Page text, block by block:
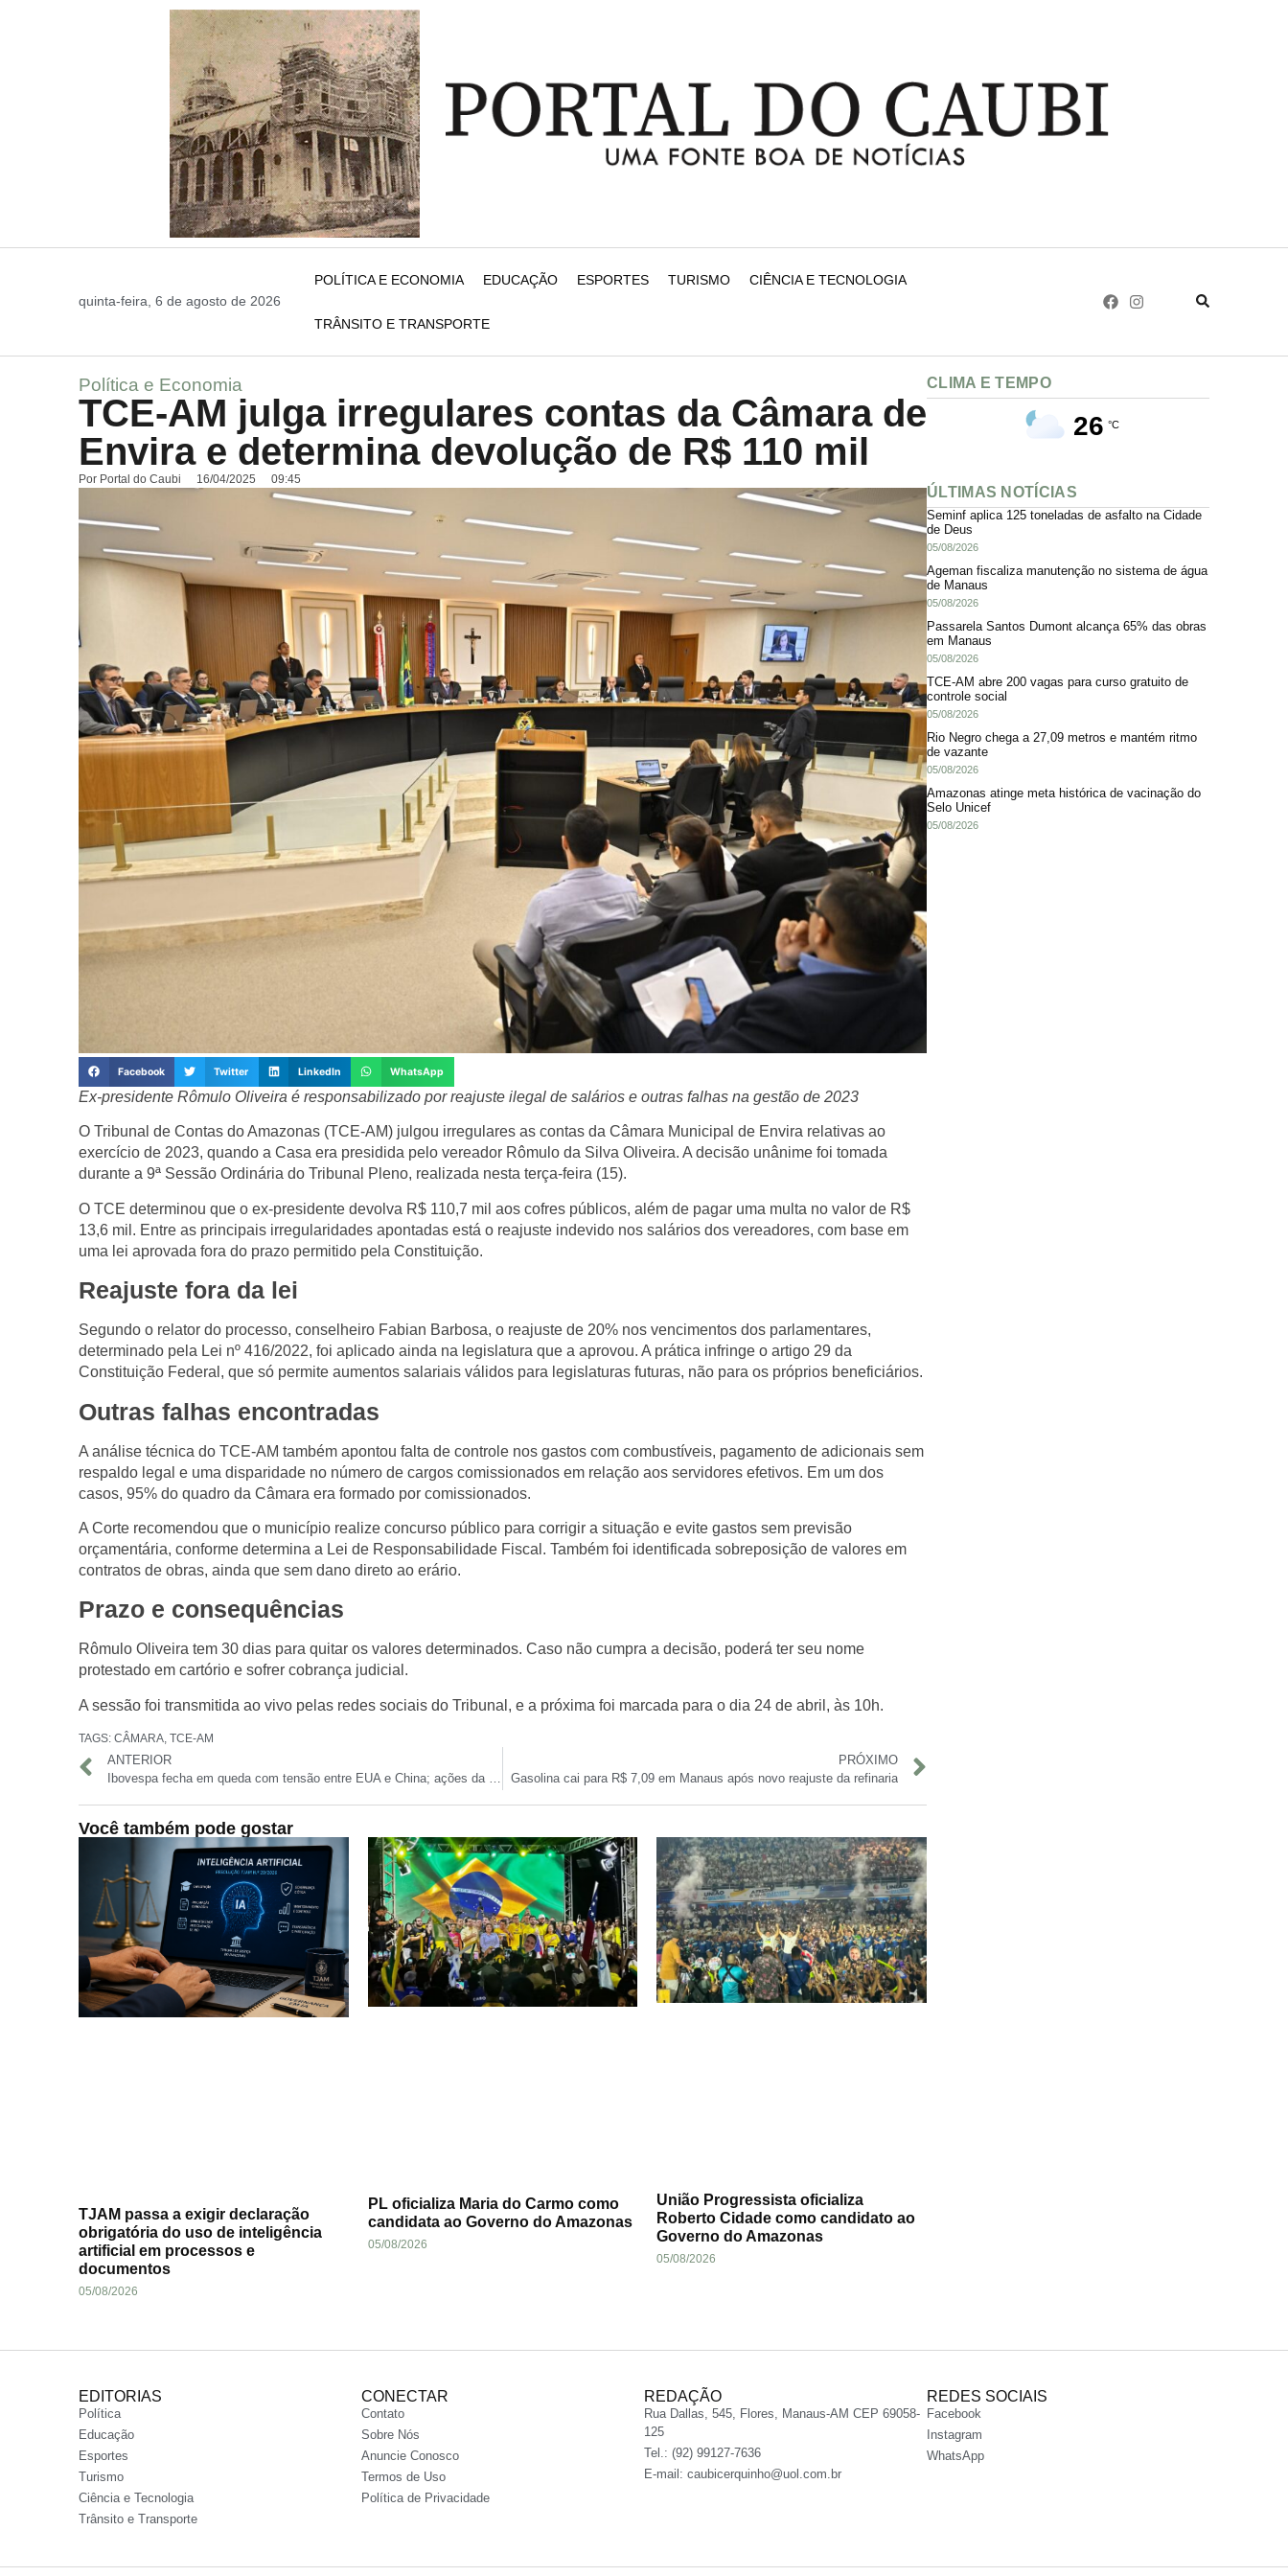
quinta-feira, 6 de agosto de 2026
POLÍTICA E ECONOMIA EDUCAÇÃO ESPORTES TURISMO CIÊNCIA E TECNOLOGIA
TRÂNSITO E TRANSPORTE
Política e Economia
TCE-AM julga irregulares contas da Câmara de
Envira e determina devolução de R$ 110 mil
Por Portal do Caubi 16/04/2025 09:45
Facebook Twitter LinkedIn WhatsApp
Ex-presidente Rômulo Oliveira é responsabilizado por reajuste ilegal de salários e outras falhas na gestão de 2023
O Tribunal de Contas do Amazonas (TCE-AM) julgou irregulares as contas da Câmara Municipal de Envira relativas ao
exercício de 2023, quando a Casa era presidida pelo vereador Rômulo da Silva Oliveira. A decisão unânime foi tomada
durante a 9ª Sessão Ordinária do Tribunal Pleno, realizada nesta terça-feira (15).
O TCE determinou que o ex-presidente devolva R$ 110,7 mil aos cofres públicos, além de pagar uma multa no valor de R$
13,6 mil . Entre as principais irregularidades apontadas está o reajuste indevido nos salários dos vereadores, com base em
uma lei aprovada fora do prazo permitido pela Constituição.
Reajuste fora da lei
Segundo o relator do processo, conselheiro Fabian Barbosa, o reajuste de 20% nos vencimentos dos parlamentares,
determinado pela Lei nº 416/2022, foi aplicado ainda na legislatura que a aprovou. A prática infringe o artigo 29 da
Constituição Federal , que só permite aumentos salariais válidos para legislaturas futuras, não para os próprios beneficiários.
Outras falhas encontradas
A análise técnica do TCE-AM também apontou falta de controle nos gastos com combustíveis, pagamento de adicionais sem
respaldo legal e uma disparidade no número de cargos comissionados em relação aos servidores efetivos. Em um dos
casos, 95% do quadro da Câmara era formado por comissionados.
A Corte recomendou que o município realize concurso público para corrigir a situação e evite gastos sem previsão
orçamentária, conforme determina a Lei de Responsabilidade Fiscal . Também foi identificada sobreposição de valores em
contratos de obras, ainda que sem dano direto ao erário.
Prazo e consequências
Rômulo Oliveira tem 30 dias para quitar os valores determinados. Caso não cumpra a decisão, poderá ter seu nome
protestado em cartório e sofrer cobrança judicial.
A sessão foi transmitida ao vivo pelas redes sociais do Tribunal, e a próxima foi marcada para o dia 24 de abril , às 10h.
TAGS: CÂMARA, TCE-AM
ANTERIOR
PRÓXIMO
Gasolina cai para R$ 7,09 em Manaus após novo reajuste da refinaria
Você também pode gostar
TJAM passa a exigir declaração
obrigatória do uso de inteligência
artificial em processos e
documentos
05/08/2026
PL oficializa Maria do Carmo como
candidata ao Governo do Amazonas
05/08/2026
União Progressista oficializa
Roberto Cidade como candidato ao
Governo do Amazonas
05/08/2026
CLIMA E TEMPO
26 °C
ÚLTIMAS NOTÍCIAS
Seminf aplica 125 toneladas de asfalto na Cidade
de Deus
05/08/2026
Ageman fiscaliza manutenção no sistema de água
de Manaus
05/08/2026
Passarela Santos Dumont alcança 65% das obras
em Manaus
05/08/2026
TCE-AM abre 200 vagas para curso gratuito de
controle social
05/08/2026
Rio Negro chega a 27,09 metros e mantém ritmo
de vazante
05/08/2026
Amazonas atinge meta histórica de vacinação do
Selo Unicef
05/08/2026
EDITORIAS
Política
Educação
Esportes
Turismo
Ciência e Tecnologia
Trânsito e Transporte
CONECTAR
Contato
Sobre Nós
Anuncie Conosco
Termos de Uso
Política de Privacidade
REDAÇÃO
Rua Dallas, 545, Flores, Manaus-AM CEP 69058-
125
Tel.: (92) 99127-7636
E-mail: caubicerquinho@uol.com.br
REDES SOCIAIS
Facebook
Instagram
WhatsApp